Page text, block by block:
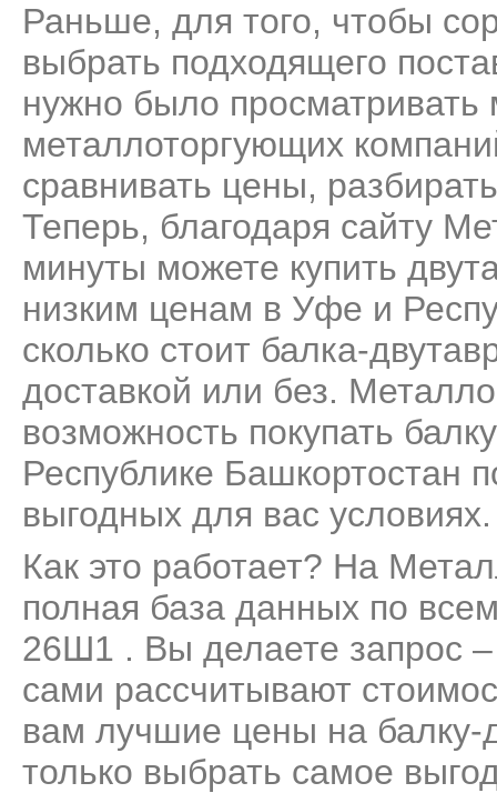
Раньше, для того, чтобы
выбрать подходящего
нужно было
металлоторгующих
сравнивать цены,
Теперь, благодаря сайту
минуты можете купить
низким ценам в Уфе и
сколько стоит балка-
доставкой или без.
возможность покупать
Республике Башкортостан
выгодных для вас условиях.
Как это работает? На
полная база данных по
26Ш1 . Вы делаете запрос
сами рассчитывают
вам лучшие цены на
только выбрать самое